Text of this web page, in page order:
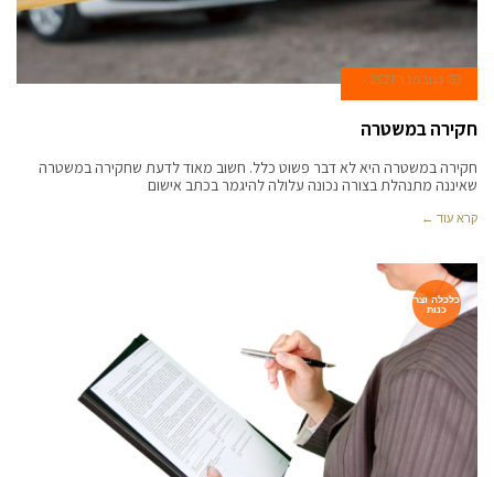
30 בנובמבר 2021
חקירה במשטרה
חקירה במשטרה היא לא דבר פשוט כלל. חשוב מאוד לדעת שחקירה במשטרה
שאיננה מתנהלת בצורה נכונה עלולה להיגמר בכתב אישום
קרא עוד ←
כלכלה וצר
כנות